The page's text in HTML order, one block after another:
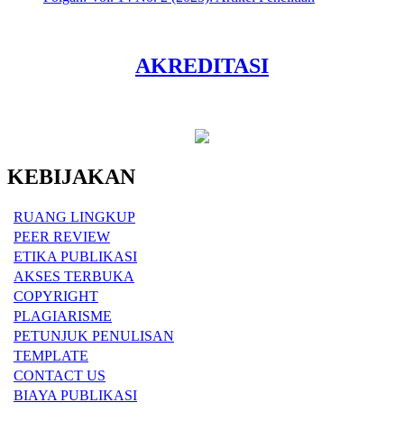
AKREDITASI
KEBIJAKAN
RUANG LINGKUP
PEER REVIEW
ETIKA PUBLIKASI
AKSES TERBUKA
COPYRIGHT
PLAGIARISME
PETUNJUK PENULISAN
TEMPLATE
CONTACT US
BIAYA PUBLIKASI